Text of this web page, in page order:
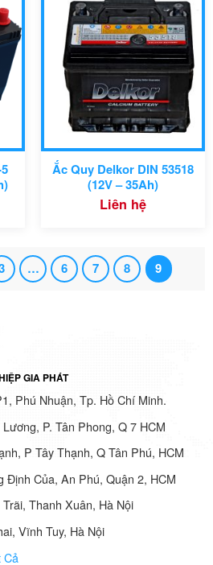
Ắc Quy Delkor DIN 53518
(12V – 35Ah)
Liên hệ
… 6 7 8 9
GIA PHÁT
Phú Nhuận, Tp. Hồ Chí Minh.
P. Tân Phong, Q 7 HCM
P Tây Thạnh, Q Tân Phú, HCM
Định Của, An Phú, Quận 2, HCM
Thanh Xuân, Hà Nội
Vĩnh Tuy, Hà Nội
Cả